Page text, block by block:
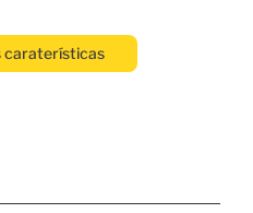
caraterísticas